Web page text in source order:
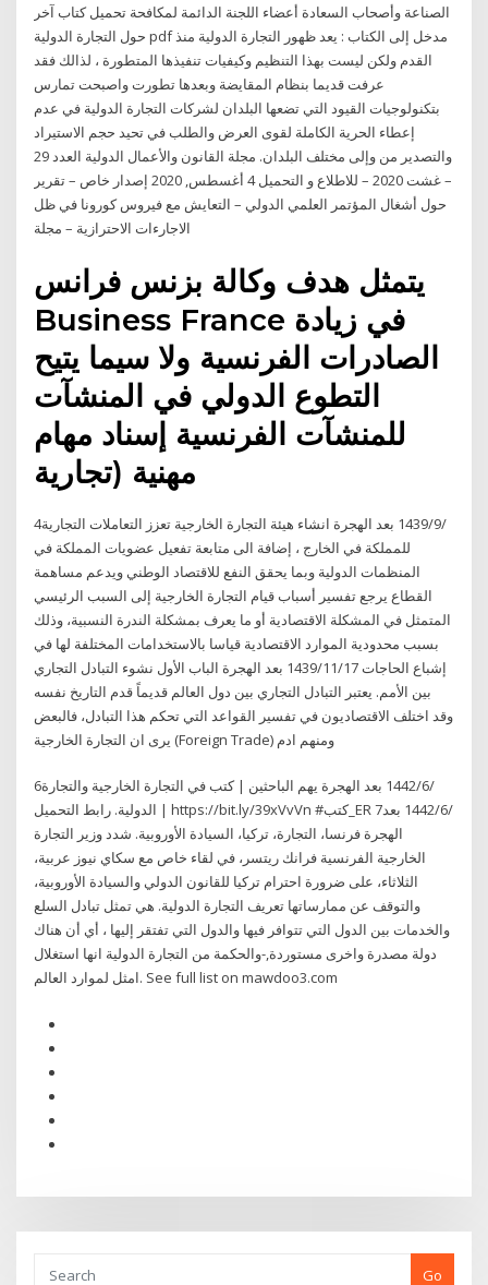
الصناعة وأصحاب السعادة أعضاء اللجنة الدائمة لمكافحة تحميل كتاب آخر
حول التجارة الدولية pdf مدخل إلى الكتاب : يعد ظهور التجارة الدولية منذ
القدم ولكن ليست بهذا التنظيم وكيفيات تنفيذها المتطورة ، لذالك فقد
عرفت قديما بنظام المقايضة وبعدها تطورت واصبحت تمارس
بتكنولوجيات القيود التي تضعها البلدان لشركات التجارة الدولية في عدم
إعطاء الحرية الكاملة لقوى العرض والطلب في تحيد حجم الاستيراد
والتصدير من وإلى مختلف البلدان. مجلة القانون والأعمال الدولية العدد 29
– غشت 2020 – للاطلاع و التحميل 4 أغسطس, 2020 إصدار خاص – تقرير
حول أشغال المؤتمر العلمي الدولي – التعايش مع فيروس كورونا في ظل
الاجارءات الاحترازية – مجلة
يتمثل هدف وكالة بزنس فرانس
Business France في زيادة
الصادرات الفرنسية ولا سيما يتيح
التطوع الدولي في المنشآت
للمنشآت الفرنسية إسناد مهام
4‏‏/9‏‏/1439 بعد الهجرة انشاء هيئة التجارة الخارجية تعزز التعاملات التجارية
للمملكة في الخارج ، إضافة الى متابعة تفعيل عضويات المملكة في
المنظمات الدولية وبما يحقق النفع للاقتصاد الوطني ويدعم مساهمة
القطاع يرجع تفسير أسباب قيام التجارة الخارجية إلى السبب الرئيسي
المتمثل في المشكلة الاقتصادية أو ما يعرف بمشكلة الندرة النسبية، وذلك
بسبب محدودية الموارد الاقتصادية قياسا بالاستخدامات المختلفة لها في
إشباع الحاجات 17‏‏/11‏‏/1439 بعد الهجرة الباب الأول نشوء التبادل التجاري
بين الأمم. يعتبر التبادل التجاري بين دول العالم قديماً قدم التاريخ نفسه
وقد اختلف الاقتصاديون في تفسير القواعد التي تحكم هذا التبادل، فالبعض
يرى ان التجارة الخارجية (Foreign Trade) ومنهم ادم
6‏‏/6‏‏/1442 بعد الهجرة ️يهم الباحثين | كتب في التجارة الخارجية والتجارة
الدولية. ️رابط التحميل | https://bit.ly/39xVvVn #كتب_ER 7‏‏/6‏‏/1442 بعد
الهجرة فرنسا، التجارة، تركيا، السيادة الأوروبية. شدد وزير التجارة
الخارجية الفرنسية فرانك ريتسر، في لقاء خاص مع سكاي نيوز عربية،
الثلاثاء، على ضرورة احترام تركيا للقانون الدولي والسيادة الأوروبية،
والتوقف عن ممارساتها تعريف التجارة الدولية. هي تمثل تبادل السلع
والخدمات بين الدول التي تتوافر فيها والدول التي تفتقر إليها ، أي أن هناك
دولة مصدرة واخرى مستوردة,-والحكمة من التجارة الدولية انها استغلال
امثل لموارد العالم. See full list on mawdoo3.com
Go